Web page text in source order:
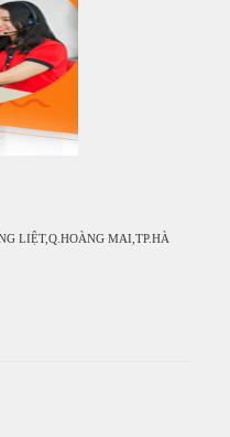
LIỆT,Q.HOÀNG MAI,TP.HÀ